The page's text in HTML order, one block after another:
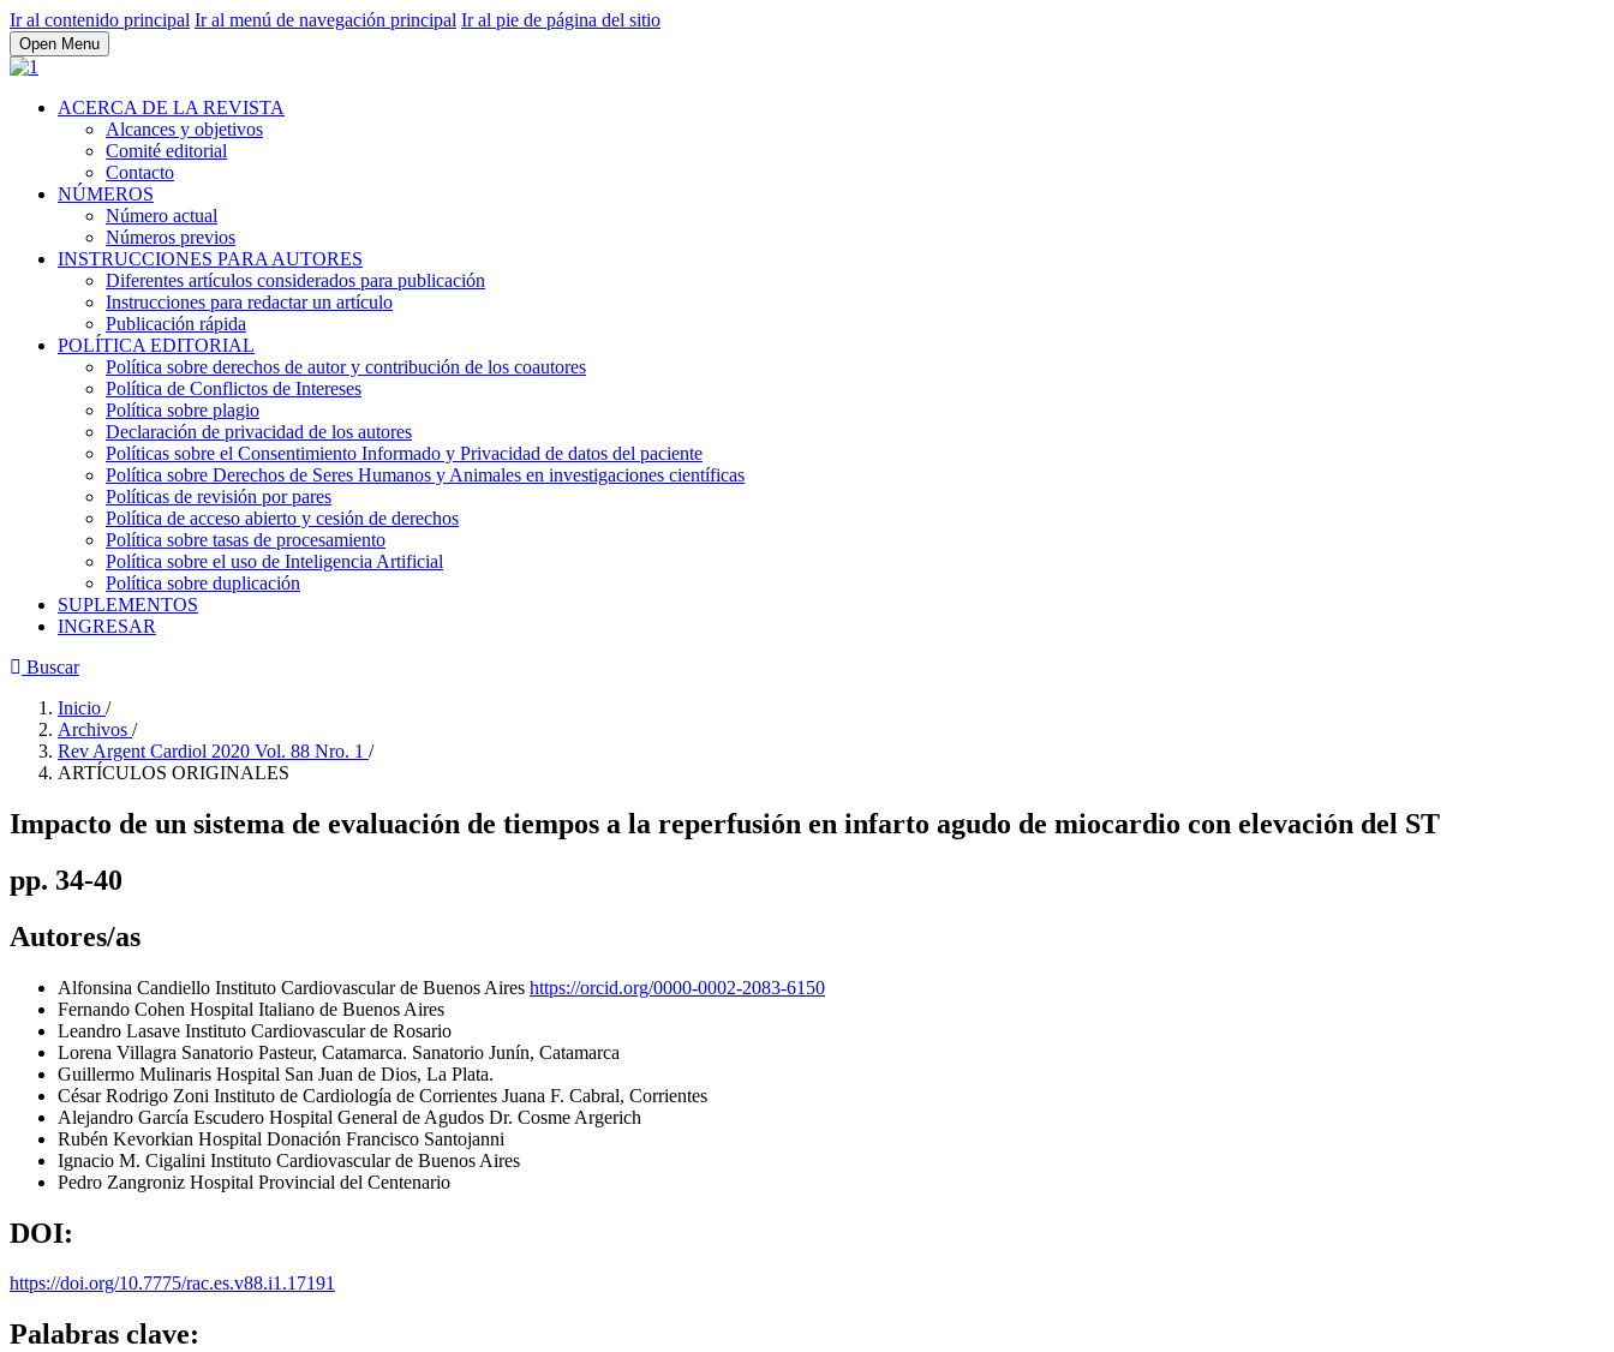
Ir al contenido principal Ir al menú de navegación principal Ir al pie de página del sitio
Open Menu
ACERCA DE LA REVISTA
Alcances y objetivos
Comité editorial
Contacto
NÚMEROS
Número actual
Números previos
INSTRUCCIONES PARA AUTORES
Diferentes artículos considerados para publicación
Instrucciones para redactar un artículo
Publicación rápida
POLÍTICA EDITORIAL
Política sobre derechos de autor y contribución de los coautores
Política de Conflictos de Intereses
Política sobre plagio
Declaración de privacidad de los autores
Políticas sobre el Consentimiento Informado y Privacidad de datos del paciente
Política sobre Derechos de Seres Humanos y Animales en investigaciones científicas
Políticas de revisión por pares
Política de acceso abierto y cesión de derechos
Política sobre tasas de procesamiento
Política sobre el uso de Inteligencia Artificial
Política sobre duplicación
SUPLEMENTOS
INGRESAR
Buscar
Inicio /
Archivos /
Rev Argent Cardiol 2020 Vol. 88 Nro. 1 /
ARTÍCULOS ORIGINALES
Impacto de un sistema de evaluación de tiempos a la reperfusión en infarto agudo de miocardio con elevación del ST
pp. 34-40
Autores/as
Alfonsina Candiello Instituto Cardiovascular de Buenos Aires https://orcid.org/0000-0002-2083-6150
Fernando Cohen Hospital Italiano de Buenos Aires
Leandro Lasave Instituto Cardiovascular de Rosario
Lorena Villagra Sanatorio Pasteur, Catamarca. Sanatorio Junín, Catamarca
Guillermo Mulinaris Hospital San Juan de Dios, La Plata.
César Rodrigo Zoni Instituto de Cardiología de Corrientes Juana F. Cabral, Corrientes
Alejandro García Escudero Hospital General de Agudos Dr. Cosme Argerich
Rubén Kevorkian Hospital Donación Francisco Santojanni
Ignacio M. Cigalini Instituto Cardiovascular de Buenos Aires
Pedro Zangroniz Hospital Provincial del Centenario
DOI:
https://doi.org/10.7775/rac.es.v88.i1.17191
Palabras clave: